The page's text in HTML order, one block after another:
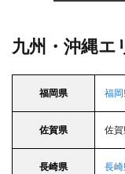
九州・沖縄エ
福岡県 福
佐賀県 佐
長崎県 長